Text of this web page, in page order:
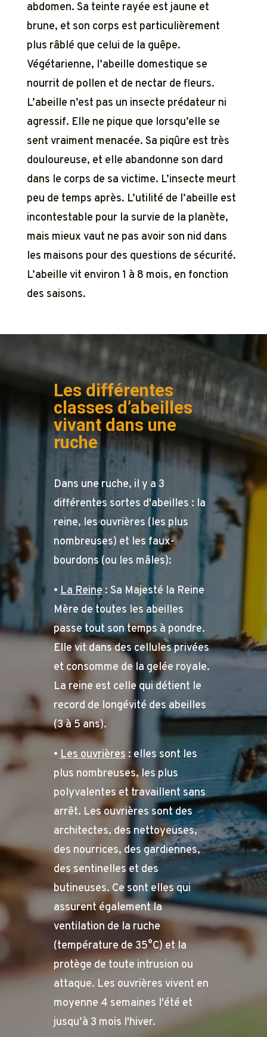
abdomen. Sa teinte rayée est jaune et
brune, et son corps est particulièrement
plus râblé que celui de la guêpe.
Végétarienne, l’abeille domestique se
nourrit de pollen et de nectar de fleurs.
L’abeille n’est pas un insecte prédateur ni
agressif. Elle ne pique que lorsqu’elle se
sent vraiment menacée. Sa piqûre est très
douloureuse, et elle abandonne son dard
dans le corps de sa victime. L’insecte meurt
peu de temps après. L’utilité de l’abeille est
incontestable pour la survie de la planète,
mais mieux vaut ne pas avoir son nid dans
les maisons pour des questions de sécurité.
L’abeille vit environ 1 à 8 mois, en fonction
des saisons.
Les différentes
classes d’abeilles
vivant dans une
ruche
Dans une ruche, il y a 3
différentes sortes d'abeilles : la
reine, les ouvrières (les plus
nombreuses) et les faux-
bourdons (ou les mâles):
•La Reine: Sa Majesté la Reine
Mère de toutes les abeilles
passe tout son temps à pondre.
Elle vit dans des cellules privées
et consomme de la gelée royale.
La reine est celle qui détient le
record de longévité des abeilles
(3 à 5 ans).
•Les ouvrières: elles sont les
plus nombreuses, les plus
polyvalentes et travaillent sans
arrêt. Les ouvrières sont des
architectes, des nettoyeuses,
des nourrices, des gardiennes,
des sentinelles et des
butineuses. Ce sont elles qui
assurent également la
ventilation de la ruche
(température de 35°C) et la
protège de toute intrusion ou
attaque. Les ouvrières vivent en
moyenne 4 semaines l'été et
jusqu’à 3 mois l'hiver.